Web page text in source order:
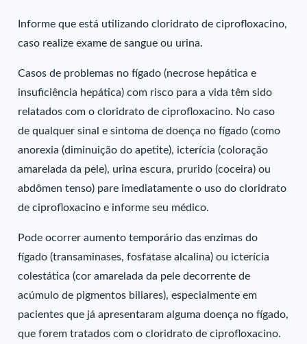
Informe que está utilizando cloridrato de ciprofloxacino,
caso realize exame de sangue ou urina.
Casos de problemas no fígado (necrose hepática e
insuficiência hepática) com risco para a vida têm sido
relatados com o cloridrato de ciprofloxacino. No caso
de qualquer sinal e sintoma de doença no fígado (como
anorexia (diminuição do apetite), icterícia (coloração
amarelada da pele), urina escura, prurido (coceira) ou
abdômen tenso) pare imediatamente o uso do cloridrato
de ciprofloxacino e informe seu médico.
Pode ocorrer aumento temporário das enzimas do
fígado (transaminases, fosfatase alcalina) ou icterícia
colestática (cor amarelada da pele decorrente de
acúmulo de pigmentos biliares), especialmente em
pacientes que já apresentaram alguma doença no fígado,
que forem tratados com o cloridrato de ciprofloxacino.